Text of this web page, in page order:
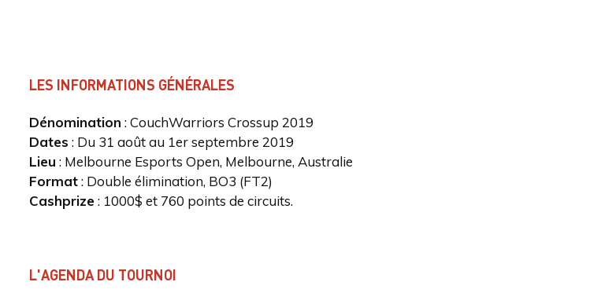
LES INFORMATIONS GÉNÉRALES
Dénomination : CouchWarriors Crossup 2019
Dates : Du 31 août au 1er septembre 2019
Lieu : Melbourne Esports Open, Melbourne, Australie
Format: Double élimination, BO3 (FT2)
Cashprize: 1000$ et 760 points de circuits.
L'AGENDA DU TOURNOI